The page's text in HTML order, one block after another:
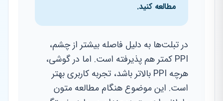
مطالعه کنید.
در تبلت‌ها به دلیل فاصله بیشتر از چشم،
PPI کمتر هم پذیرفته است. اما در گوشی،
هرچه PPI بالاتر باشد، تجربه کاربری بهتر
است. این موضوع هنگام مطالعه متون